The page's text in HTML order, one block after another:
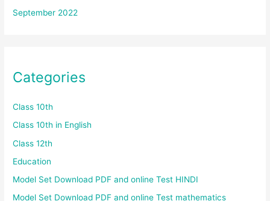
September 2022
Categories
Class 10th
Class 10th in English
Class 12th
Education
Model Set Download PDF and online Test HINDI
Model Set Download PDF and online Test mathematics